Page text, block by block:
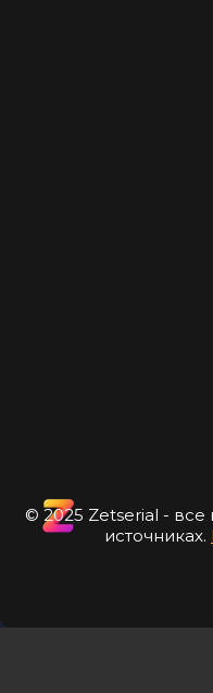
© 2025 Zetserial -
источниках.